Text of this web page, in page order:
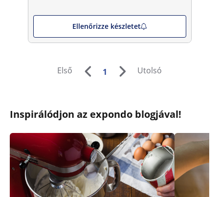
Ellenőrizze készletet
Első 1 Utolsó
Inspirálódjon az expondo blogjával!